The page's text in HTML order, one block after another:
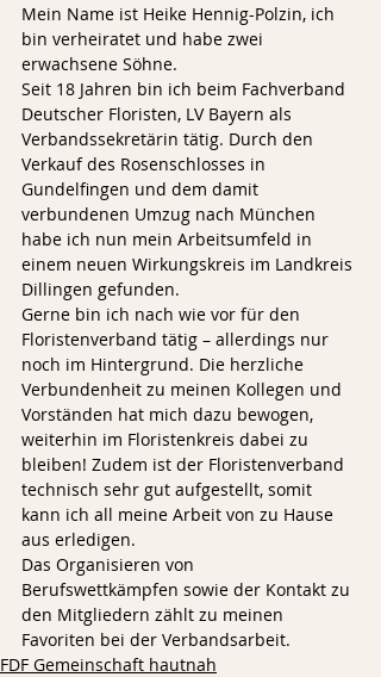
Mein Name ist Heike Hennig-Polzin, ich
bin verheiratet und habe zwei
erwachsene Söhne.
Seit 18 Jahren bin ich beim Fachverband
Deutscher Floristen, LV Bayern als
Verbandssekretärin tätig. Durch den
Verkauf des Rosenschlosses in
Gundelfingen und dem damit
verbundenen Umzug nach München
habe ich nun mein Arbeitsumfeld in
einem neuen Wirkungskreis im Landkreis
Dillingen gefunden.
Gerne bin ich nach wie vor für den
Floristenverband tätig – allerdings nur
noch im Hintergrund. Die herzliche
Verbundenheit zu meinen Kollegen und
Vorständen hat mich dazu bewogen,
weiterhin im Floristenkreis dabei zu
bleiben! Zudem ist der Floristenverband
technisch sehr gut aufgestellt, somit
kann ich all meine Arbeit von zu Hause
aus erledigen.
Das Organisieren von
Berufswettkämpfen sowie der Kontakt zu
den Mitgliedern zählt zu meinen
Favoriten bei der Verbandsarbeit.
FDF Gemeinschaft hautnah